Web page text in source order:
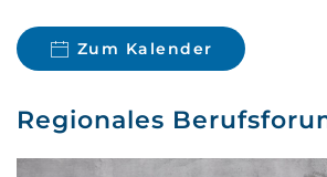
Zum Kalender
Regionales